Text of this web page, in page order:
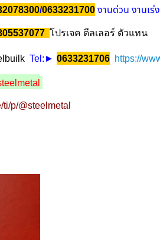
/0633231700 งานด่วน งานเร่
โปรเจค ดีลเลอร์ ตัวแทน
Tel:► 0633231706 https://
ti/p/@steelmetal